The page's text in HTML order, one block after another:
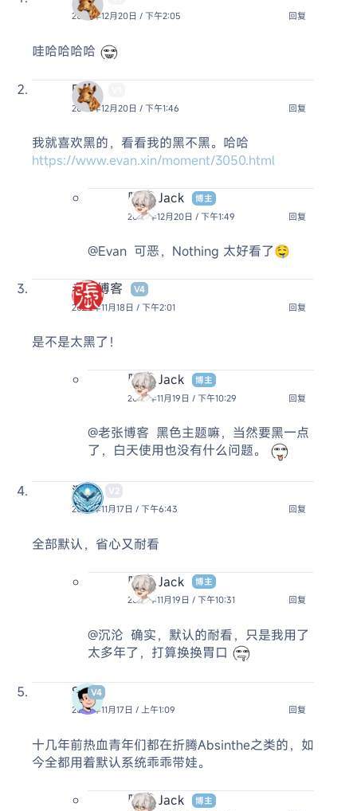
2024年12月20日 / 下午2:05
回复
哇哈哈哈哈
Evan
2024年12月20日 / 下午1:46
回复
我就喜欢黑的，看看我的黑不黑。哈哈
https://www.evan.xin/moment/3050.html
阿杰 Jack
博主
2024年12月20日 / 下午1:49
回复
@Evan 可恶，Nothing 太好看了🤤
老张博客
V4
2024年11月18日 / 下午2:01
回复
是不是太黑了！
阿杰 Jack
博主
2024年11月19日 / 下午10:29
回复
@老张博客 黑色主题嘛，当然要黑一点
了，白天使用也没有什么问题。
沉沦
V2
2024年11月17日 / 下午6:43
回复
全部默认，省心又耐看
阿杰 Jack
博主
2024年11月19日 / 下午10:31
回复
@沉沦 确实，默认的耐看，只是我用了
太多年了，打算换换胃口
S
V4
2024年11月17日 / 上午1:09
回复
十几年前热血青年们都在折腾Absinthe之类的，如
今全都用着默认系统乖乖带娃。
阿杰 Jack
博主